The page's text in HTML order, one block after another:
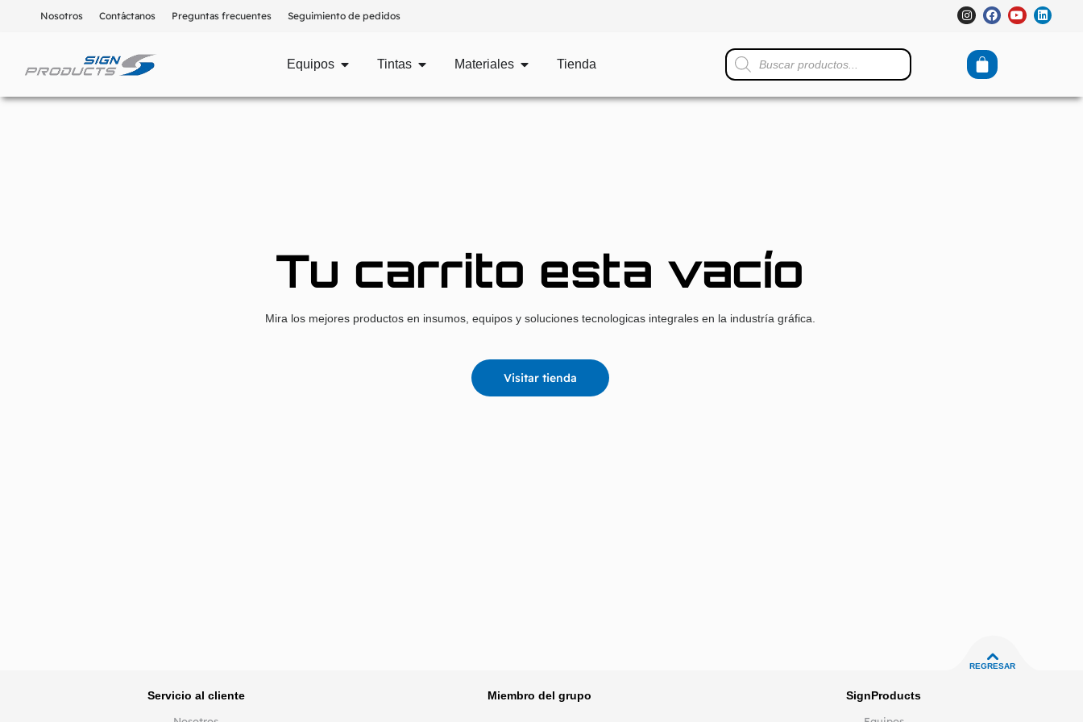
Nosotros Contáctanos Preguntas frecuentes Seguimiento de pedidos
Equipos Tintas Materiales Tienda
Tu carrito esta vacío
Mira los mejores productos en insumos, equipos y soluciones tecnologicas integrales en la industría gráfica.
Visitar tienda
REGRESAR
Servicio al cliente
Miembro del grupo
SignProducts